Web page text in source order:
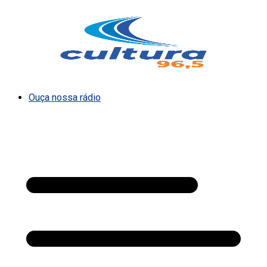
Ouça nossa rádio